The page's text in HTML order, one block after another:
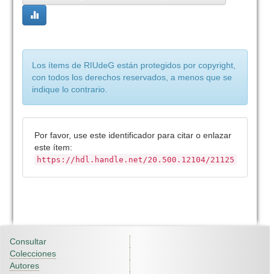
Los ítems de RIUdeG están protegidos por copyright,
con todos los derechos reservados, a menos que se
indique lo contrario.
Por favor, use este identificador para citar o enlazar
este ítem:
https://hdl.handle.net/20.500.12104/21125
Consultar
Colecciones
Autores